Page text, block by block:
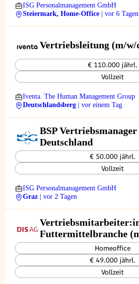
ISG Personalmanagement GmbH
Steiermark, Home-Office
| vor 6 Tagen
Vertriebsleitung (m/w/
€ 110.000 jährl.
Vollzeit
Iventa. The Human Management Group
Deutschlandsberg
| vor einem Tag
BSP
Deutschland
€ 50.000 jährl.
Vollzeit
ISG Personalmanagement GmbH
Graz
| vor 2 Tagen
Futtermittelbranche
Homeoffice
€ 49.000 jährl.
Vollzeit